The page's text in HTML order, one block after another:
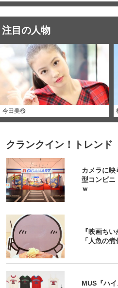
注目の人物
今田美桜
クランクイン！トレン
カメラに
型コンビニ
ｗ
『映画ち
「人魚の
MUS『ハ